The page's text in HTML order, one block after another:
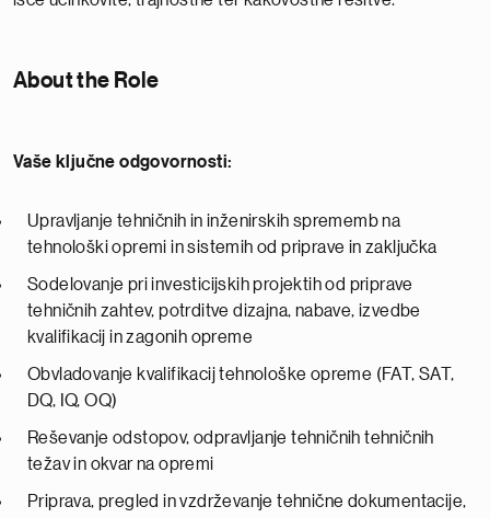
About the Role
Vaše ključne odgovornosti:
Upravljanje tehničnih in inženirskih sprememb na
tehnološki opremi in sistemih od priprave in zaključka
Sodelovanje pri investicijskih projektih od priprave
tehničnih zahtev, potrditve dizajna, nabave, izvedbe
kvalifikacij in zagonih opreme
Obvladovanje kvalifikacij tehnološke opreme (FAT, SAT,
DQ, IQ, OQ)
Reševanje odstopov, odpravljanje tehničnih tehničnih
težav in okvar na opremi
Priprava, pregled in vzdrževanje tehnične dokumentacije,